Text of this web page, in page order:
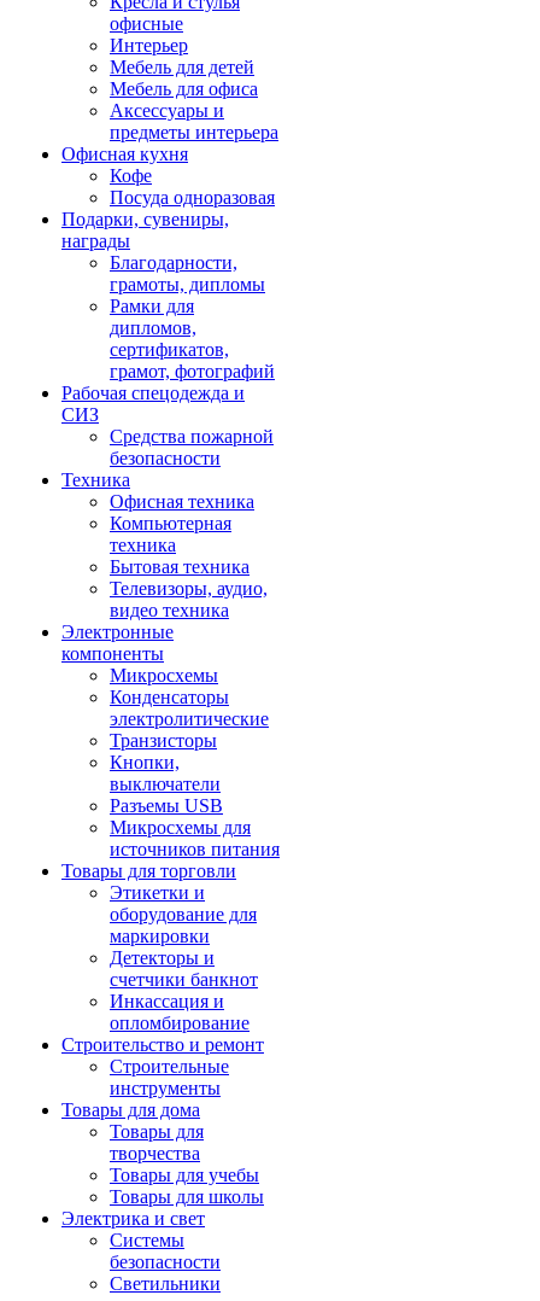
офисные
Интерьер
Мебель для детей
Мебель для офиса
Аксессуары и
предметы интерьера
Офисная кухня
Кофе
Посуда одноразовая
Подарки, сувениры,
награды
Благодарности,
грамоты, дипломы
Рамки для
дипломов,
сертификатов,
грамот, фотографий
Рабочая спецодежда и
СИЗ
Средства пожарной
безопасности
Техника
Офисная техника
Компьютерная
техника
Бытовая техника
Телевизоры, аудио,
видео техника
Электронные
компоненты
Микросхемы
Конденсаторы
электролитические
Транзисторы
Кнопки,
выключатели
Разъемы USB
Микросхемы для
источников питания
Товары для торговли
Этикетки и
оборудование для
маркировки
Детекторы и
счетчики банкнот
Инкассация и
опломбирование
Строительство и ремонт
Строительные
инструменты
Товары для дома
Товары для
творчества
Товары для учебы
Товары для школы
Электрика и свет
Системы
безопасности
Светильники